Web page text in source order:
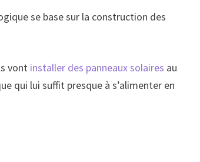
se base sur la construction des
vont installer des panneaux solaires au
qui lui suffit presque à s’alimenter en